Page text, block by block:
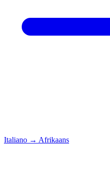
Italiano → Afrikaans